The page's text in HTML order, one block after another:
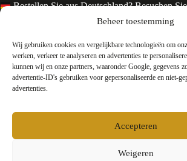
Beheer toestemming
Wij gebruiken cookies en vergelijkbare technologieën om
werken, verkeer te analyseren en advertenties te
kunnen wij en onze partners, waaronder Google, gegevens
advertentie-ID's gebruiken voor gepersonaliseerde en niet-
advertenties.
Accepteren
Weigeren
Bestellen Sie aus Deutschland? Besuchen
Services en Contact
Algemene voorwaarden
Retourneren
Privacy
Contact